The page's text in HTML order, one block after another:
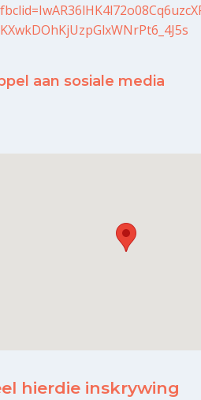
KXwkDOhKjUzpGlxWNrPt6_4J5s
aan sosiale media
hierdie inskrywing